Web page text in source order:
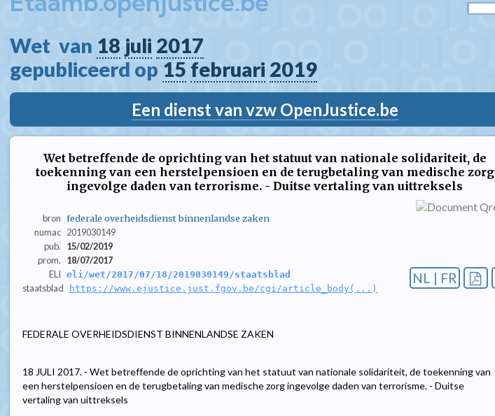
Wet  van 18 juli 2017
gepubliceerd op 15 februari 2019
Een dienst van vzw OpenJustice.be
Wet betreffende de oprichting van het statuut van nationale solidariteit, de
toekenning van een herstelpensioen en de terugbetaling van medische zorg
ingevolge daden van terrorisme. - Duitse vertaling van uittreksels
bron federale overheidsdienst binnenlandse zaken
numac 2019030149
pub.
15/02/2019
prom.
18/07/2017
ELI eli/wet/2017/07/18/2019030149/staatsblad
staatsblad https://www.ejustice.just.fgov.be/cgi/article_body(...)
NL | FR
FEDERALE OVERHEIDSDIENST BINNENLANDSE ZAKEN
18 JULI 2017. - Wet betreffende de oprichting van het statuut van nationale solidariteit, de toekenning van
een herstelpensioen en de terugbetaling van medische zorg ingevolge daden van terrorisme. - Duitse
vertaling van uittreksels